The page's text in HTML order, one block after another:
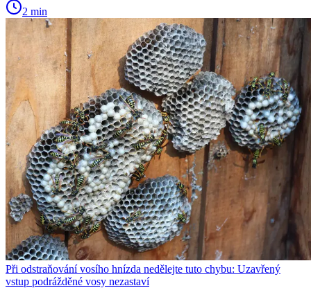
2 min
Při odstraňování vosího hnízda nedělejte tuto chybu: Uzavřený
vstup podrážděné vosy nezastaví